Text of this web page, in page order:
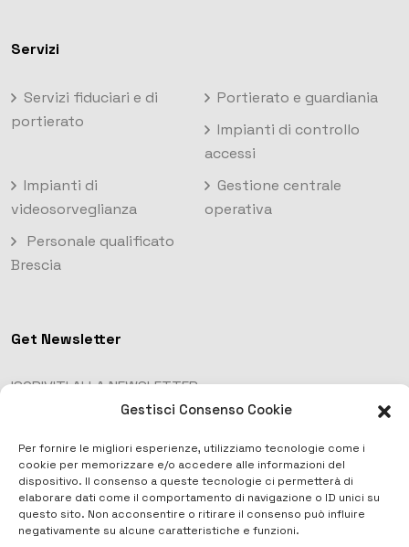
Gestisci Consenso Cookie
Per fornire le migliori esperienze, utilizziamo tecnologie come i
cookie per memorizzare e/o accedere alle informazioni del
dispositivo. Il consenso a queste tecnologie ci permetterà di
elaborare dati come il comportamento di navigazione o ID unici su
questo sito. Non acconsentire o ritirare il consenso può influire
negativamente su alcune caratteristiche e funzioni.
Servizi
Servizi fiduciari e di
portierato
Portierato e guardiania
Impianti di controllo
accessi
Impianti di
videosorveglianza
Gestione centrale
operativa
Personale qualificato
Brescia
Get Newsletter
ISCRIVITI ALLA NEWSLETTER